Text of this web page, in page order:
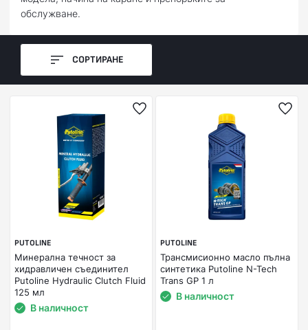
обслужване.
СОРТИРАНЕ
PUTOLINE
Минерална течност за
хидравличен съединител
Putoline Hydraulic Clutch Fluid
125 мл
В наличност
PUTOLINE
Трансмисионно масло пълна
синтетика Putoline N-Tech
Trans GP 1 л
В наличност